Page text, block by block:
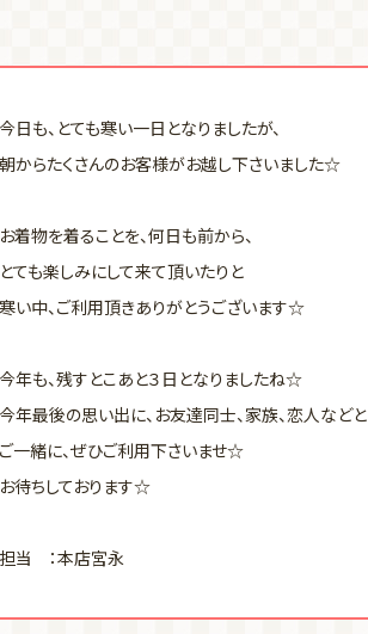
今日も、とても寒い一日となりましたが、
朝からたくさんのお客様がお越し下さいました☆
お着物を着ることを、何日も前から、
とても楽しみにして来て頂いたりと
寒い中、ご利用頂きありがとうございます☆
今年も、残すとこあと３日となりましたね☆
今年最後の思い出に、お友達同士、家族、恋人などと
ご一緒に、ぜひご利用下さいませ☆
お待ちしております☆
担当 ：本店宮永